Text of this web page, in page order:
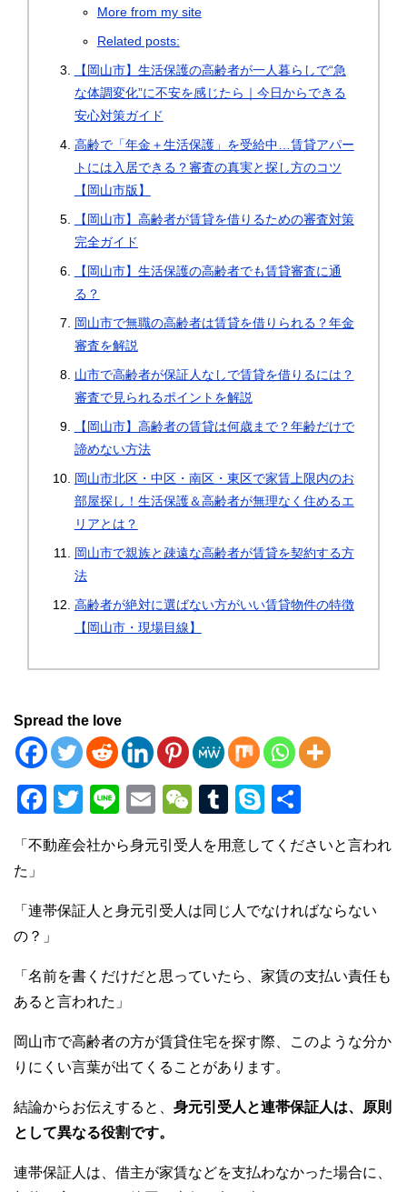
More from my site
Related posts:
【岡山市】生活保護の高齢者が一人暮らしで“急
な体調変化”に不安を感じたら｜今日からできる
安心対策ガイド
高齢で「年金＋生活保護」を受給中…賃貸アパー
トには入居できる？審査の真実と探し方のコツ
【岡山市版】
【岡山市】高齢者が賃貸を借りるための審査対策
完全ガイド
【岡山市】生活保護の高齢者でも賃貸審査に通
る？
岡山市で無職の高齢者は賃貸を借りられる？年金
審査を解説
山市で高齢者が保証人なしで賃貸を借りるには？
審査で見られるポイントを解説
【岡山市】高齢者の賃貸は何歳まで？年齢だけで
諦めない方法
岡山市北区・中区・南区・東区で家賃上限内のお
部屋探し！生活保護＆高齢者が無理なく住めるエ
リアとは？
岡山市で親族と疎遠な高齢者が賃貸を契約する方
法
高齢者が絶対に選ばない方がいい賃貸物件の特徴
【岡山市・現場目線】
Spread the love
F
c
b
o
o
k
T
wi
tt
Li
e
E
ail
W
C
at
T
m
r
S
p
「不動産会社から身元引受人を用意してくださいと言われ
た」
「連帯保証人と身元引受人は同じ人でなければならない
の？」
「名前を書くだけだと思っていたら、家賃の支払い責任も
あると言われた」
岡山市で高齢者の方が賃貸住宅を探す際、このような分か
りにくい言葉が出てくることがあります。
結論からお伝えすると、 身元引受人と連帯保証人は、原則
として異なる役割です。
連帯保証人は、借主が家賃などを支払わなかった場合に、